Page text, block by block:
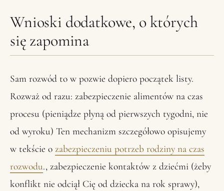
Wnioski dodatkowe, o których
się zapomina
Sam rozwód to w pozwie dopiero początek listy.
Rozważ od razu: zabezpieczenie alimentów na czas
procesu (pieniądze płyną od pierwszych tygodni, nie
od wyroku) Ten mechanizm szczegółowo opisujemy
w tekście o zabezpieczeniu potrzeb rodziny na czas
rozwodu., zabezpieczenie kontaktów z dziećmi (żeby
konflikt nie odciął Cię od dziecka na rok sprawy),